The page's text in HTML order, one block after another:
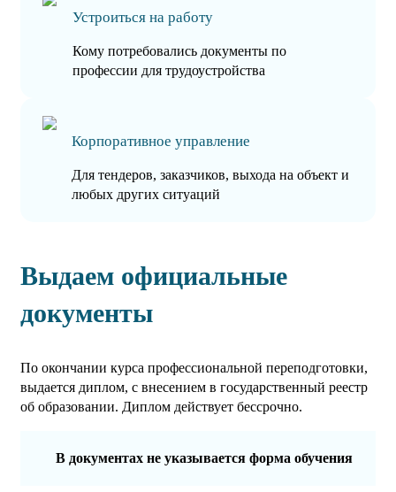
Устроиться на работу
Кому потребовались документы по
профессии для трудоустройства
Корпоративное управление
Для тендеров, заказчиков, выхода на объект и
любых других ситуаций
Выдаем официальные
документы
По окончании курса профессиональной переподготовки,
выдается диплом, с внесением в государственный реестр
об образовании. Диплом действует бессрочно.
В документах не указывается форма обучения